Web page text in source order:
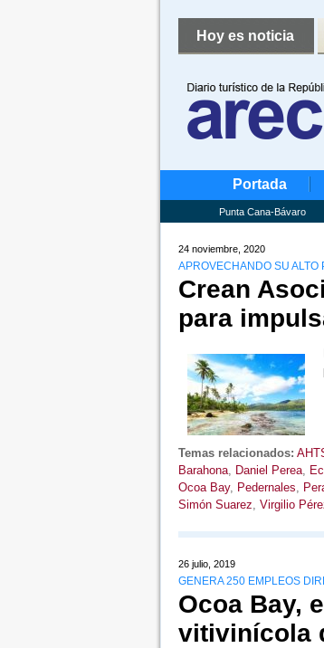
Hoy es noticia
Portada
Punta Cana-Bávaro
24 noviembre, 2020
APROVECHANDO SU ALTO
Crean
para
Temas relacionados:
Barahona, Daniel Perea,
Ocoa Bay, Pedernales,
Simón Suarez, Virgilio
26 julio, 2019
GENERA 250 EMPLEOS
Ocoa Bay,
vitivinícola